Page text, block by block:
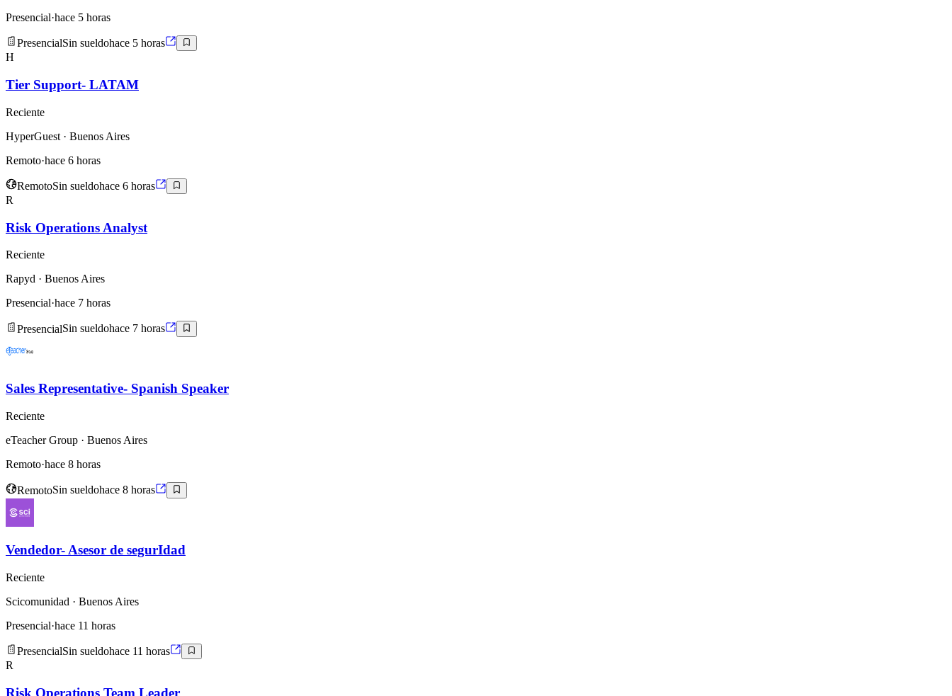
Presencial·hace 5 horas
PresencialSin sueldohace 5 horas
H
Tier Support- LATAM
Reciente
HyperGuest · Buenos Aires
Remoto·hace 6 horas
RemotoSin sueldohace 6 horas
R
Risk Operations Analyst
Reciente
Rapyd · Buenos Aires
Presencial·hace 7 horas
PresencialSin sueldohace 7 horas
Sales Representative- Spanish Speaker
Reciente
eTeacher Group · Buenos Aires
Remoto·hace 8 horas
RemotoSin sueldohace 8 horas
Vendedor- Asesor de segurIdad
Reciente
Scicomunidad · Buenos Aires
Presencial·hace 11 horas
PresencialSin sueldohace 11 horas
R
Risk Operations Team Leader